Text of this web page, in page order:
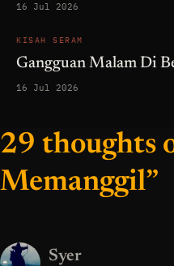
16 Jul 2026
KISAH SERAM
Gangguan Malam Di
16 Jul 2026
29 thoughts
Memanggil”
Syer